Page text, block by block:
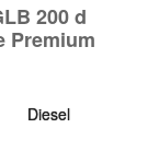
200 d
Premium
Diesel